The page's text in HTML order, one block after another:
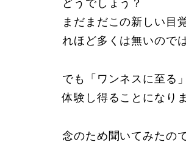
どうでしょう？
まだまだこの新しい目
れほど多くは無いので
でも「ワンネスに至る
体験し得ることになり
念のため聞いてみたの